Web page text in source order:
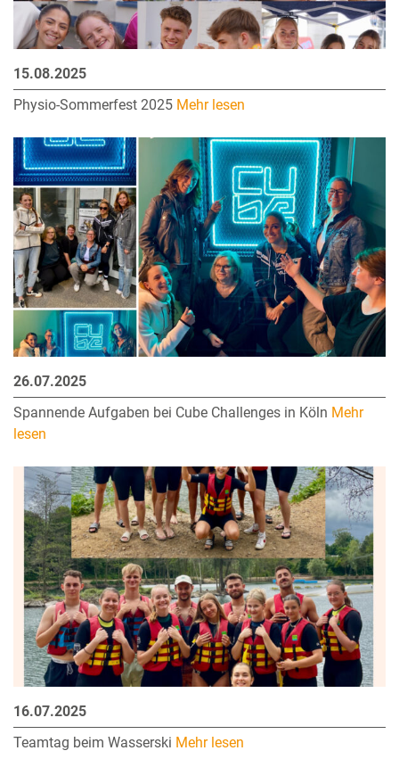
15.08.2025
Physio-Sommerfest 2025 Mehr lesen
26.07.2025
Spannende Aufgaben bei Cube Challenges in Köln Mehr
lesen
16.07.2025
Teamtag beim Wasserski Mehr lesen